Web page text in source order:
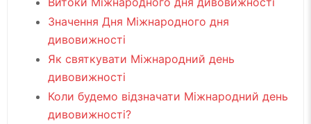
Значення Дня Міжнародного дня
дивовижності
Як святкувати Міжнародний день
дивовижності
Коли будемо відзначати Міжнародний день
дивовижності?